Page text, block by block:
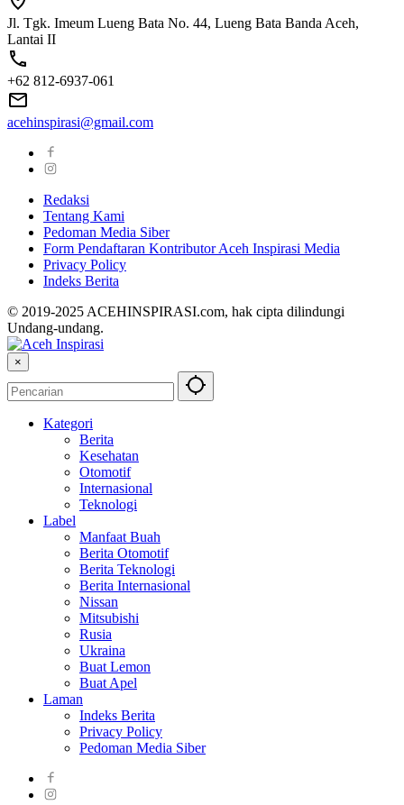
Jl. Tgk. Imeum Lueng Bata No. 44, Lueng Bata Banda Aceh,
Lantai II
+62 812-6937-061
acehinspirasi@gmail.com
Redaksi
Tentang Kami
Pedoman Media Siber
Form Pendaftaran Kontributor Aceh Inspirasi Media
Privacy Policy
Indeks Berita
© 2019-2025 ACEHINSPIRASI.com, hak cipta dilindungi
Undang-undang.
×
Kategori
Berita
Kesehatan
Otomotif
Internasional
Teknologi
Label
Manfaat Buah
Berita Otomotif
Berita Teknologi
Berita Internasional
Nissan
Mitsubishi
Rusia
Ukraina
Buat Lemon
Buat Apel
Laman
Indeks Berita
Privacy Policy
Pedoman Media Siber